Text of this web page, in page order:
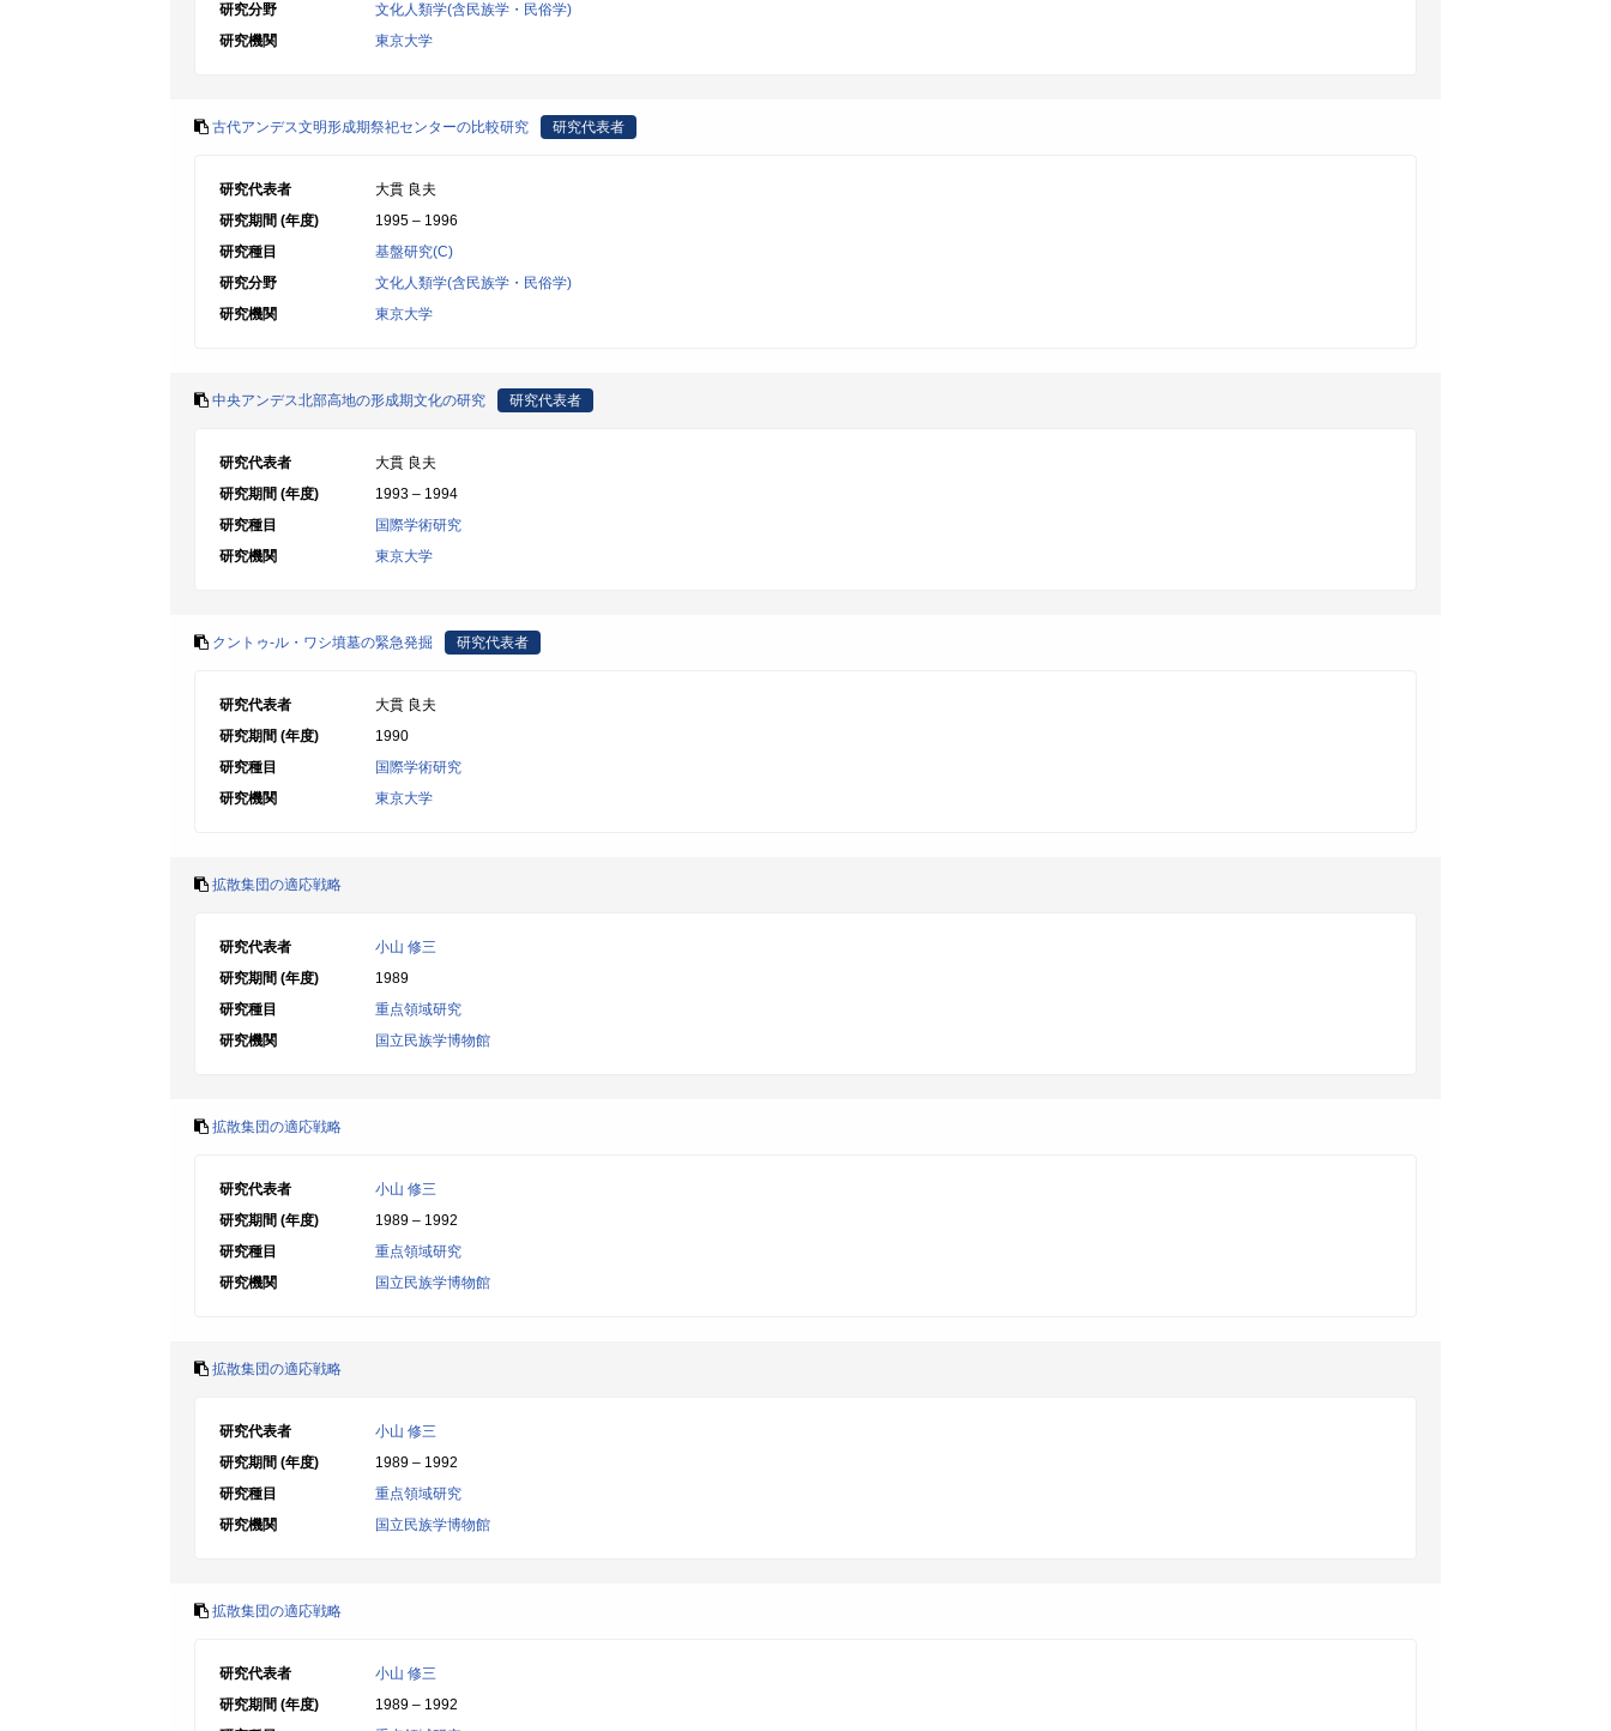
研究分野
文化人類学(含民族学・民俗学)
研究機関
東京大学
古代アンデス文明形成期祭祀センターの比較研究 研究代表者
研究代表者
大貫 良夫
研究期間 (年度)
1995 – 1996
研究種目
基盤研究(C)
研究分野
文化人類学(含民族学・民俗学)
研究機関
東京大学
中央アンデス北部高地の形成期文化の研究 研究代表者
研究代表者
大貫 良夫
研究期間 (年度)
1993 – 1994
研究種目
国際学術研究
研究機関
東京大学
クントゥ-ル・ワシ墳墓の緊急発掘 研究代表者
研究代表者
大貫 良夫
研究期間 (年度)
1990
研究種目
国際学術研究
研究機関
東京大学
拡散集団の適応戦略
研究代表者
小山 修三
研究期間 (年度)
1989
研究種目
重点領域研究
研究機関
国立民族学博物館
拡散集団の適応戦略
研究代表者
小山 修三
研究期間 (年度)
1989 – 1992
研究種目
重点領域研究
研究機関
国立民族学博物館
拡散集団の適応戦略
研究代表者
小山 修三
研究期間 (年度)
1989 – 1992
研究種目
重点領域研究
研究機関
国立民族学博物館
拡散集団の適応戦略
研究代表者
小山 修三
研究期間 (年度)
1989 – 1992